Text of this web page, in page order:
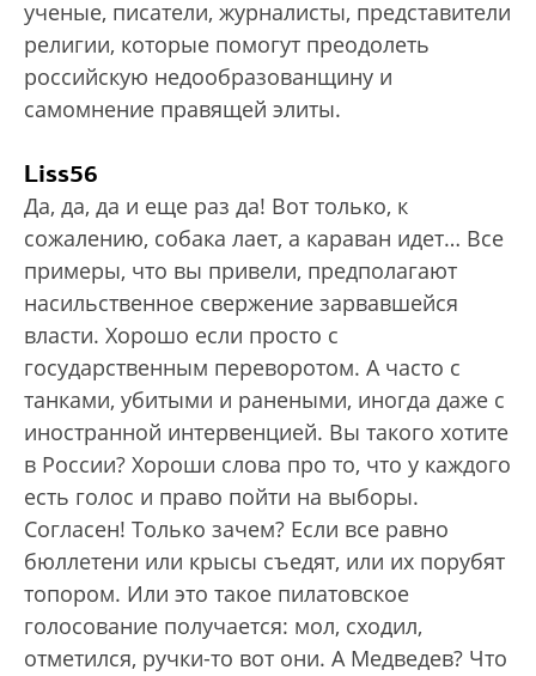
ученые, писатели, журналисты, представители
религии, которые помогут преодолеть
российскую недообразованщину и
самомнение правящей элиты.
Liss56
Да, да, да и еще раз да! Вот только, к
сожалению, собака лает, а караван идет… Все
примеры, что вы привели, предполагают
насильственное свержение зарвавшейся
власти. Хорошо если просто с
государственным переворотом. А часто с
танками, убитыми и ранеными, иногда даже с
иностранной интервенцией. Вы такого хотите
в России? Хороши слова про то, что у каждого
есть голос и право пойти на выборы.
Согласен! Только зачем? Если все равно
бюллетени или крысы съедят, или их порубят
топором. Или это такое пилатовское
голосование получается: мол, сходил,
отметился, ручки-то вот они. А Медведев? Что